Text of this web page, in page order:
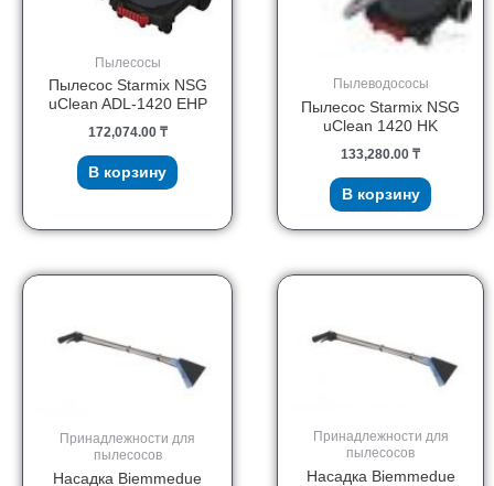
Пылесосы
Пылесос Starmix NSG
uClean ADL-1420 EHP
172,074.00 ₸
В корзину
Пылеводососы
Пылесос Starmix NSG
uClean 1420 HK
133,280.00 ₸
В корзину
Принадлежности для
пылесосов
Насадка Biemmedue
Принадлежности для
пылесосов
Насадка Biemmedue